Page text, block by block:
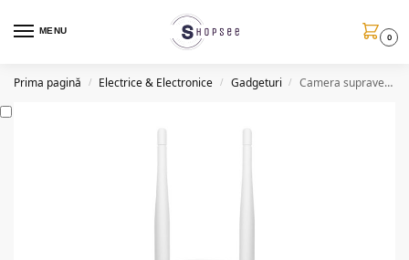
MENU
0
Prima pagină / Electrice & Electronice / Gadgeturi / Camera supraveghere WIFI, vedere nocturna, HD, 2.0MP